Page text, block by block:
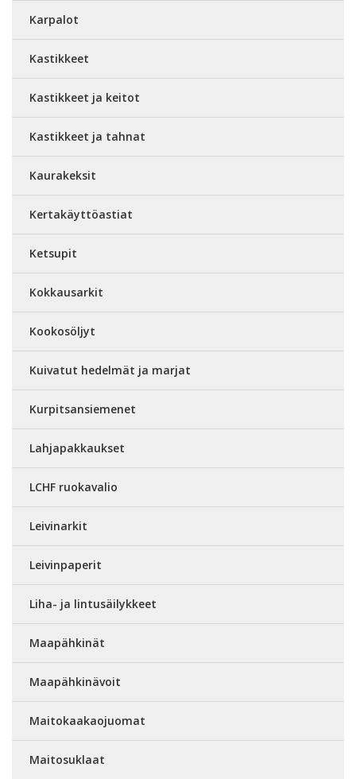
Karpalot
Kastikkeet
Kastikkeet ja keitot
Kastikkeet ja tahnat
Kaurakeksit
Kertakäyttöastiat
Ketsupit
Kokkausarkit
Kookosöljyt
Kuivatut hedelmät ja marjat
Kurpitsansiemenet
Lahjapakkaukset
LCHF ruokavalio
Leivinarkit
Leivinpaperit
Liha- ja lintusäilykkeet
Maapähkinät
Maapähkinävoit
Maitokaakaojuomat
Maitosuklaat